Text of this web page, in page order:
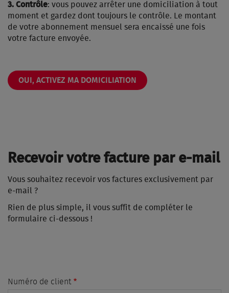
3. Contrôle: vous pouvez arrêter une domiciliation à tout
moment et gardez dont toujours le contrôle. Le montant
de votre abonnement mensuel sera encaissé une fois
votre facture envoyée.
OUI, ACTIVEZ MA DOMICILIATION
Recevoir votre facture par e-mail
Vous souhaitez recevoir vos factures exclusivement par
e-mail ?
Rien de plus simple, il vous suffit de compléter le
formulaire ci-dessous !
Numéro de client